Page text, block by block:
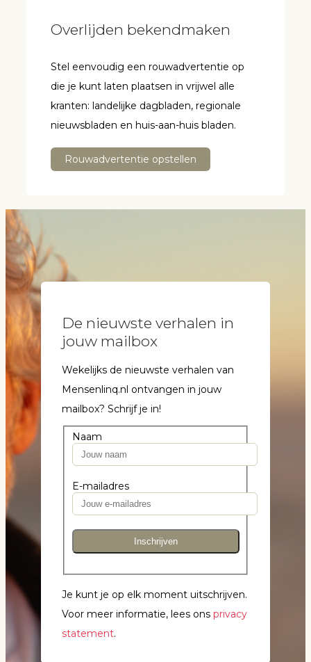
Overlijden bekendmaken
Stel eenvoudig een rouwadvertentie op
die je kunt laten plaatsen in vrijwel alle
kranten: landelijke dagbladen, regionale
nieuwsbladen en huis-aan-huis bladen.
Rouwadvertentie opstellen
De nieuwste verhalen in
jouw mailbox
Wekelijks de nieuwste verhalen van
Mensenlinq.nl ontvangen in jouw
mailbox? Schrijf je in!
Naam
E-mailadres
Inschrijven
Je kunt je op elk moment uitschrijven.
Voor meer informatie, lees ons privacy
statement.